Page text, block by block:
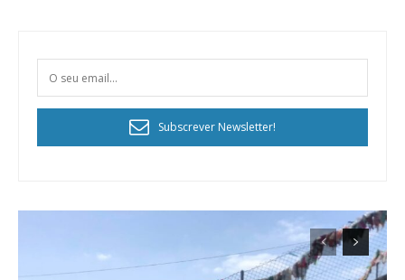
Subscrever Newsletter!